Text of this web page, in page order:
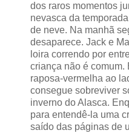
dos raros momentos
nevasca da
de neve. Na manhã
desaparece. Jack e
loira correndo por
criança não é comum.
raposa-vermelha ao
consegue sobreviver
inverno do Alasca.
para entendê-la uma
saído das páginas de